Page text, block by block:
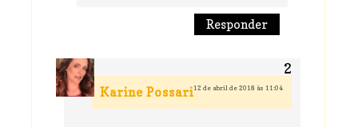
Responder
Karine Possari12 de abril de 2018 às 11:04